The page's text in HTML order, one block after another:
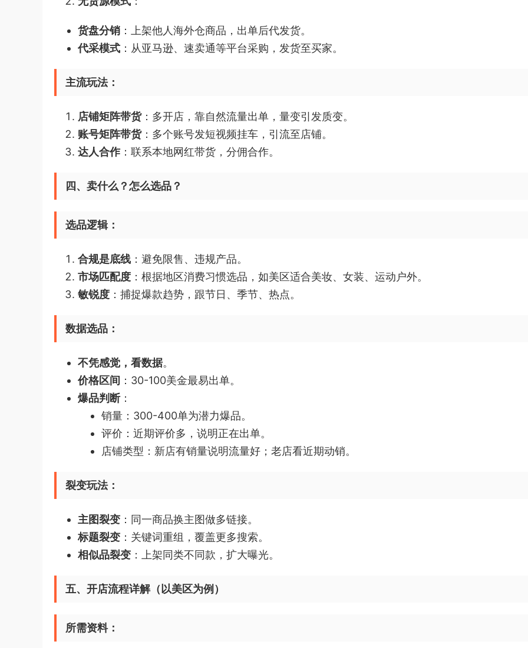
货盘分销 ：上架他人海外仓商品，出单后代发货。
代采模式 ：从亚马逊、速卖通等平台采购，发货至买家。
主流玩法：
店铺矩阵带货：多开店，靠自然流量出单，量变引发质变。
账号矩阵带货：多个账号发短视频挂车，引流至店铺。
达人合作：联系本地网红带货，分佣合作。
四、卖什么？怎么选品？
选品逻辑：
合规是底线 ：避免限售、违规产品。
市场匹配度 ：根据地区消费习惯选品，如美区适合美妆、女装、运动户外。
敏锐度 ：捕捉爆款趋势，跟节日、季节、热点。
数据选品：
不凭感觉，看数据。
价格区间 ：30-100美金最易出单。
爆品判断：
销量：300-400单为潜力爆品。
评价：近期评价多，说明正在出单。
店铺类型：新店有销量说明流量好；老店看近期动销。
裂变玩法：
主图裂变 ：同一商品换主图做多链接。
标题裂变 ：关键词重组，覆盖更多搜索。
相似品裂变 ：上架同类不同款，扩大曝光。
五、开店流程详解（以美区为例）
所需资料：